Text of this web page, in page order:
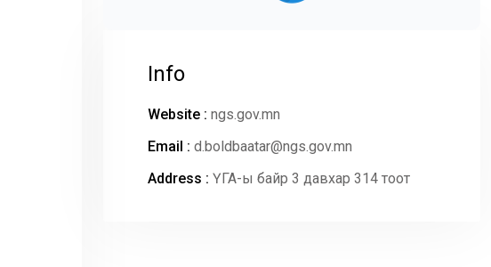
Info
Website : ngs.gov.mn
Email : d.boldbaatar@ngs.gov.mn
Address : ҮГА-ы байр 3 давхар 314 тоот